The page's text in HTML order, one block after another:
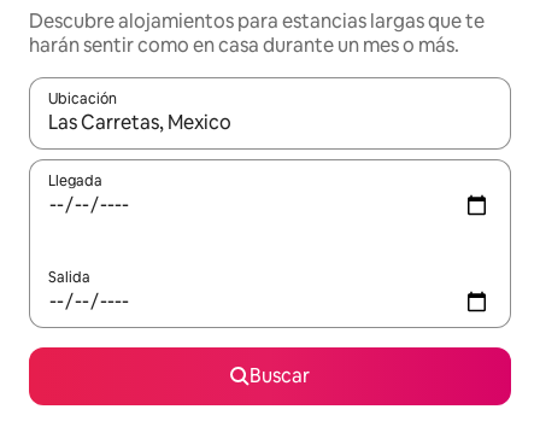
Descubre alojamientos para estancias largas que te
harán sentir como en casa durante un mes o más.
Ubicación
Cuando los resultados estén disponibles, podrás navegar
Llegada
Salida
Buscar